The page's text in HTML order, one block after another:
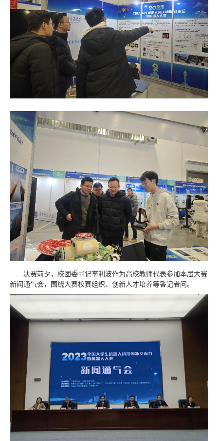
决赛前夕，校团委书记李利波作为高校教师代表参加本届大赛
新闻通气会，围绕大赛校赛组织、创新人才培养等答记者问。